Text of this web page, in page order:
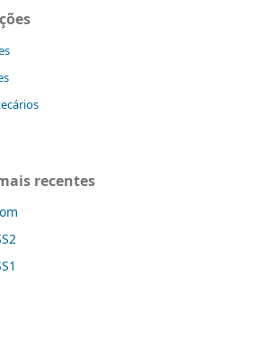
recentes